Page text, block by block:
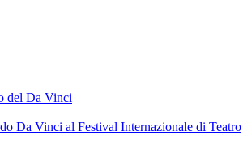
del Da Vinci
Da Vinci al Festival Internazionale di Teatro